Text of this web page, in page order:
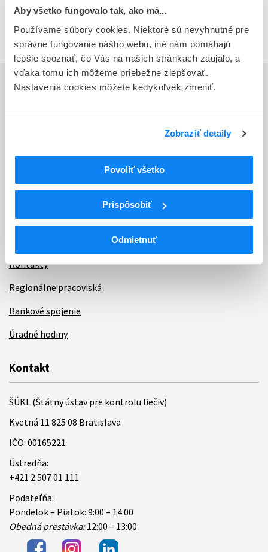
Aby všetko fungovalo tak, ako má...
Používame súbory cookies. Niektoré sú nevyhnutné pre
správne fungovanie nášho webu, iné nám pomáhajú
lepšie spoznať, čo Vás na našich stránkach zaujalo, a
vďaka tomu ich môžeme priebežne zlepšovať.
Nastavenia cookies môžete kedykoľvek zmeniť.
Zobraziť detaily
Povoliť všetko
Prispôsobiť
Odmietnuť
Držitelia osvedčenia SVP a držitelia registrácie API
Informácie
Poskytovanie informácií
Ochrana osobných údajov
Kontakty
Regionálne pracoviská
Bankové spojenie
Úradné hodiny
Kontakt
ŠÚKL (Štátny ústav pre kontrolu liečiv)
Kvetná 11 825 08 Bratislava
IČO: 00165221
Ústredňa:
+421 2 507 01 111
Podateľňa:
Pondelok – Piatok: 9:00 – 14:00
Obedná prestávka:12:00 – 13:00